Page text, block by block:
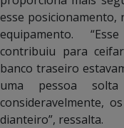
esse posicionamento,
equipamento.
contribuiu para
banco traseiro
uma pessoa
consideravelmente,
dianteiro”, ressalta.